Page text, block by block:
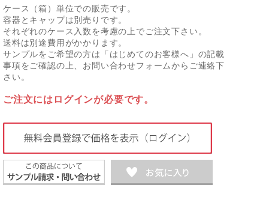
ケース（箱）単位での販売です。
容器とキャップは別売りです。
それぞれのケース入数を考慮の上でご注文下さい。
送料は別途費用がかかります。
サンプルをご希望の方は「はじめてのお客様へ」の記載
事項をご確認の上、お問い合わせフォームからご連絡下
さい。
ご注文にはログインが必要です。